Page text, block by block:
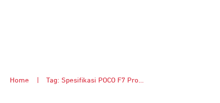
Home Tag: Spesifikasi POCO F7 Pro vs POCO F7 Ultra